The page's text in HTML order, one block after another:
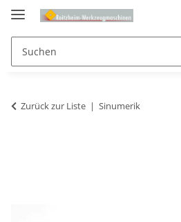
Zurück zur Liste Sinumerik